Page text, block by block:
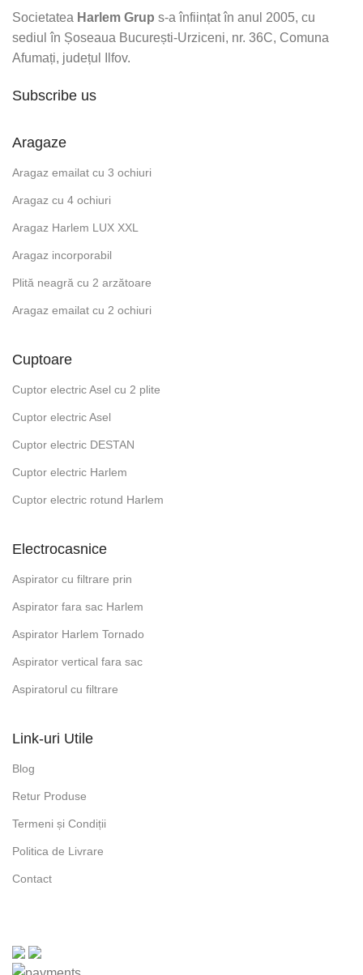
Societatea Harlem Grup s-a înființat în anul 2005, cu
sediul în Șoseaua București-Urziceni, nr. 36C, Comuna
Afumați, județul Ilfov.
Subscribe us
Aragaze
Aragaz emailat cu 3 ochiuri
Aragaz cu 4 ochiuri
Aragaz Harlem LUX XXL
Aragaz incorporabil
Plită neagră cu 2 arzătoare
Aragaz emailat cu 2 ochiuri
Cuptoare
Cuptor electric Asel cu 2 plite
Cuptor electric Asel
Cuptor electric DESTAN
Cuptor electric Harlem
Cuptor electric rotund Harlem
Electrocasnice
Aspirator cu filtrare prin
Aspirator fara sac Harlem
Aspirator Harlem Tornado
Aspirator vertical fara sac
Aspiratorul cu filtrare
Link-uri Utile
Blog
Retur Produse
Termeni și Condiții
Politica de Livrare
Contact